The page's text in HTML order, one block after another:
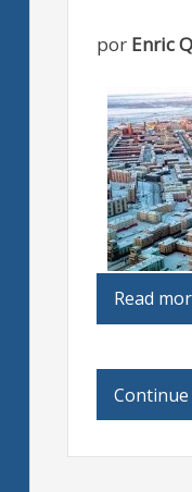
por Enric
Read